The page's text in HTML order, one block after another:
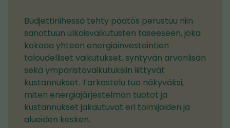
Budjettiriihessä tehty päätös perustuu niin
sanottuun ulkoisvaikutusten taseeseen, joka
kokoaa yhteen energiainvestointien
taloudelliset vaikutukset, syntyvän arvonlisän
sekä ympäristövaikutuksiin liittyvät
kustannukset. Tarkastelu tuo näkyväksi,
miten energiajärjestelmän tuotot ja
kustannukset jakautuvat eri toimijoiden ja
alueiden kesken.